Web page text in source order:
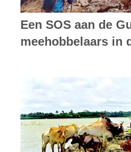
Een SOS aan de
meehobbelaars in